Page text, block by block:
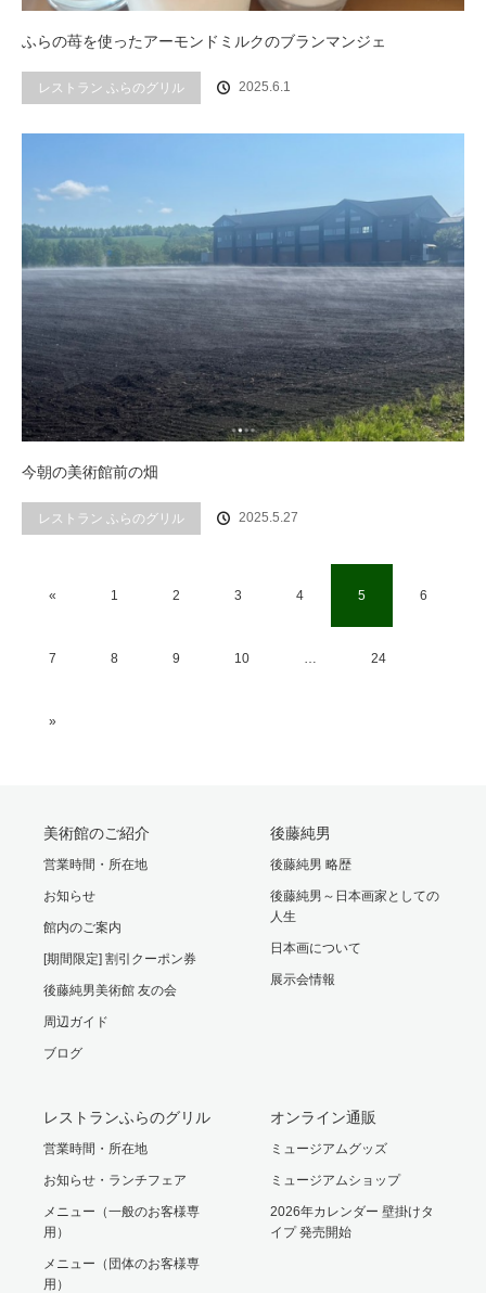
ふらの苺を使ったアーモンドミルクのブランマンジェ
レストラン ふらのグリル 2025.6.1
今朝の美術館前の畑
レストラン ふらのグリル 2025.5.27
« 1 2 3 4 5 6
7 8 9 10 24
»
美術館のご紹介
営業時間・所在地
お知らせ
館内のご案内
[期間限定] 割引クーポン券
後藤純男美術館 友の会
周辺ガイド
ブログ
後藤純男
後藤純男 略歴
後藤純男～日本画家としての
人生
日本画について
展示会情報
レストランふらのグリル
営業時間・所在地
お知らせ・ランチフェア
メニュー（一般のお客様専
用）
メニュー（団体のお客様専
用）
オンライン通販
ミュージアムグッズ
ミュージアムショップ
2026年カレンダー 壁掛けタ
イプ 発売開始